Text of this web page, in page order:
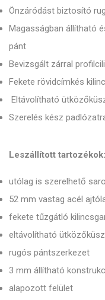
Önzáródást biztosító
Magasságban állítható
pánt
Bevizsgált zárral
Fekete rövidcímkés
Eltávolítható
Szerelés kész
Leszállított tartozékok:
utólag is szerelhető
52 mm vastag acél
fekete tűzgátló
eltávolítható
rugós pántszerkezet
3 mm állítható
alapozott felület